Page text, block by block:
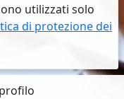
utilizzati solo
di protezione dei